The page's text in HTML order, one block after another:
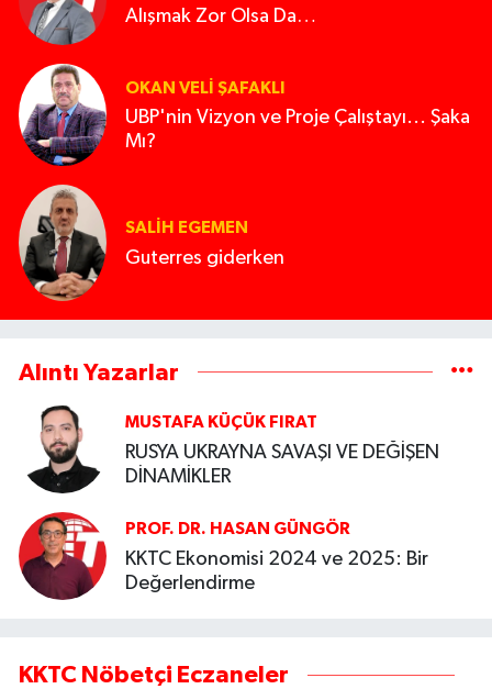
Alışmak Zor Olsa Da…
OKAN VELI ŞAFAKLI
UBP'nin Vizyon ve Proje Çalıştayı... Şaka
Mı?
SALIH EGEMEN
Guterres giderken
Alıntı Yazarlar
MUSTAFA KÜÇÜK FIRAT
RUSYA UKRAYNA SAVAŞI VE DEĞİŞEN
DİNAMİKLER
PROF. DR. HASAN GÜNGÖR
KKTC Ekonomisi 2024 ve 2025: Bir
Değerlendirme
KKTC Nöbetçi Eczaneler